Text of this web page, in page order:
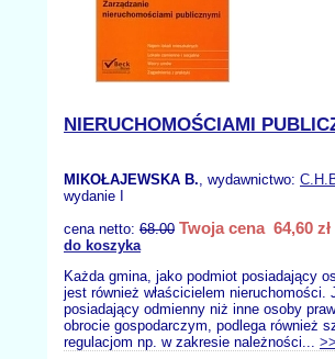
NIERUCHOMOŚCIAMI
MIKOŁAJEWSKA B., wydawnictwo:
wydanie I
cena netto: 68.00 Twoja cena 64,60 zł
do koszyka
Każda gmina, jako podmiot posiadający
jest również właścicielem nieruchomości.
posiadający odmienny niż inne osoby
obrocie gospodarczym, podlega również
regulacjom np. w zakresie należności...